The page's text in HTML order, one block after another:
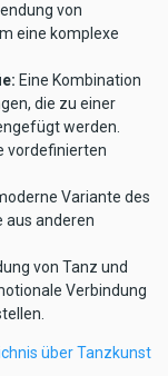
von
eine komplexe
Eine Kombination
die zu einer
werden.
vordefinierten
Variante des
aus anderen
von Tanz und
Verbindung
über Tanzkunst